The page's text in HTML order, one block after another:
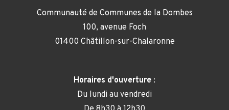
Communauté de Communes de la Dombes
100, avenue Foch
01400 Châtillon-sur-Chalaronne
Horaires d'ouverture :
Du lundi au vendredi